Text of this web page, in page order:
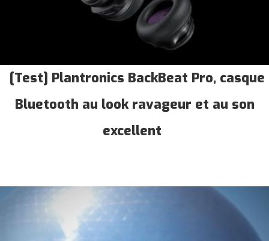
[Test] Plantronics BackBeat Pro, casque
Bluetooth au look ravageur et au son
excellent